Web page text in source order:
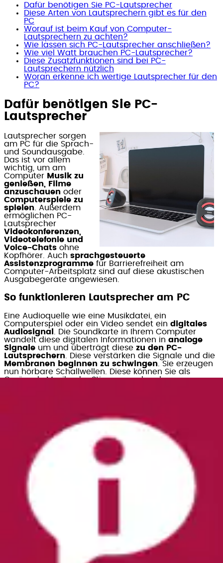
Dafür benötigen Sie PC-Lautsprecher
Diese Arten von Lautsprechern gibt es für den
PC
Worauf ist beim Kauf von Computer-
Lautsprechern zu achten?
Wie lassen sich PC-Lautsprecher anschließen?
Wie viel Watt brauchen PC-Lautsprecher?
Diese Zusatzfunktionen sind bei PC-
Lautsprechern nützlich
Woran erkenne ich wertige Lautsprecher für den
PC?
Dafür benötigen Sie PC-
Lautsprecher
Lautsprecher sorgen
am PC für die Sprach-
und Soundausgabe.
Das ist vor allem
wichtig, um am
Computer Musik zu
genießen, Filme
anzuschauen oder
Computerspiele zu
spielen. Außerdem
ermöglichen PC-
Lautsprecher
Videokonferenzen,
Videotelefonie und
Voice-Chats ohne
Kopfhörer. Auch sprachgesteuerte
Assistenzprogramme für Barrierefreiheit am
Computer-Arbeitsplatz sind auf diese akustischen
Ausgabegeräte angewiesen.
So funktionieren Lautsprecher am PC
Eine Audioquelle wie eine Musikdatei, ein
Computerspiel oder ein Video sendet ein digitales
Audiosignal
. Die Soundkarte in Ihrem Computer
wandelt diese digitalen Informationen in analoge
Signale um und überträgt diese zu den PC-
Lautsprechern . Diese verstärken die Signale und die
Membranen beginnen zu schwingen . Sie erzeugen
nun hörbare Schallwellen. Diese können Sie als
Geräusch, Musik oder Stimmen wahrnehmen.
Für den PC erwarten Sie
verschiedene
Lautsprechertypen
Gängige Stereo-Lautsprecher
liefern Sound für
einfache Musik- und Sprachwiedergabe.
Systeme mit Subwoofer
warten mit einem
kräftigen Bass auf für Gaming und Filme.
Surround-Systeme schaffen ein dichtes und
reales Klangerlebnis
Portable Bluetooth-Modelle
sind flexibel
einsetzbar und ideal für unterwegs.
Spezielle Studio-Monitore
bieten ein präzises
Klangspektrum für Musikliebhaber.